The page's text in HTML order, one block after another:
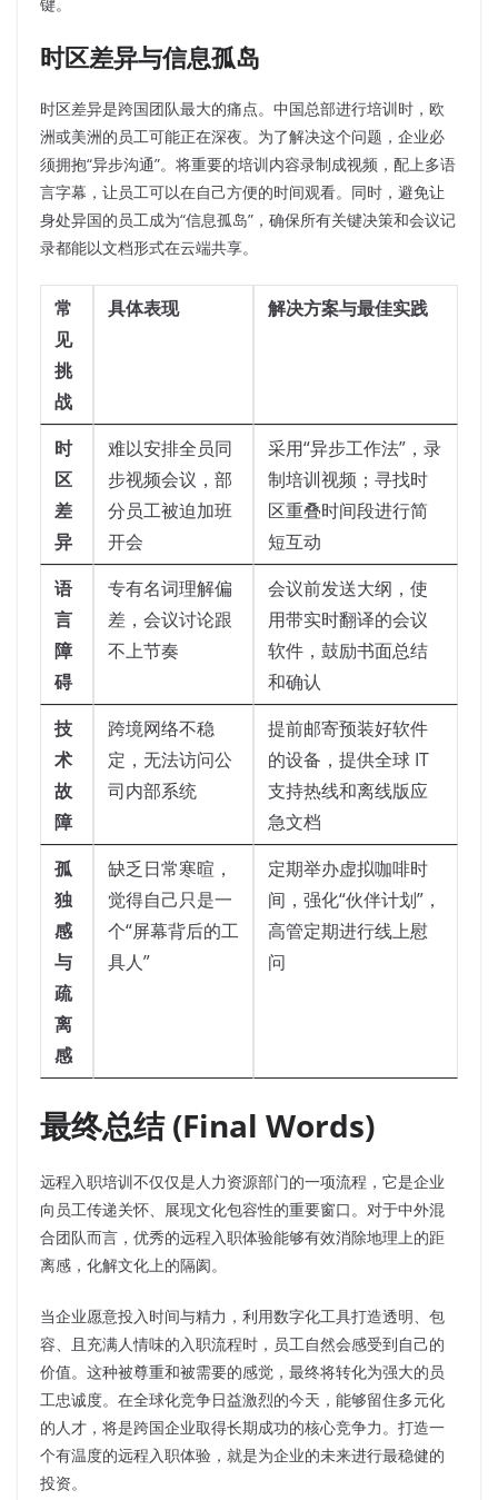
时区差异与信息孤岛
时区差异是跨国团队最大的痛点。中国总部进行培训时，欧
洲或美洲的员工可能正在深夜。为了解决这个问题，企业必
须拥抱“异步沟通”。将重要的培训内容录制成视频，配上多语
言字幕，让员工可以在自己方便的时间观看。同时，避免让
身处异国的员工成为“信息孤岛”，确保所有关键决策和会议记
录都能以文档形式在云端共享。
常
见
挑
战
具体表现 解决方案与最佳实践
时
区
差
异
难以安排全员同
步视频会议，部
分员工被迫加班
开会
采用“异步工作法”，录
制培训视频；寻找时
区重叠时间段进行简
短互动
语
言
障
碍
专有名词理解偏
差，会议讨论跟
不上节奏
会议前发送大纲，使
用带实时翻译的会议
软件，鼓励书面总结
和确认
技
术
故
障
跨境网络不稳
定，无法访问公
司内部系统
提前邮寄预装好软件
的设备，提供全球 IT
支持热线和离线版应
急文档
孤
独
感
与
疏
离
感
缺乏日常寒暄，
觉得自己只是一
个“屏幕背后的工
具人”
定期举办虚拟咖啡时
间，强化“伙伴计划”，
高管定期进行线上慰
问
最终总结 (Final Words)
远程入职培训不仅仅是人力资源部门的一项流程，它是企业
向员工传递关怀、展现文化包容性的重要窗口。对于中外混
合团队而言，优秀的远程入职体验能够有效消除地理上的距
离感，化解文化上的隔阂。
当企业愿意投入时间与精力，利用数字化工具打造透明、包
容、且充满人情味的入职流程时，员工自然会感受到自己的
价值。这种被尊重和被需要的感觉，最终将转化为强大的员
工忠诚度。在全球化竞争日益激烈的今天，能够留住多元化
的人才，将是跨国企业取得长期成功的核心竞争力。打造一
个有温度的远程入职体验，就是为企业的未来进行最稳健的
投资。